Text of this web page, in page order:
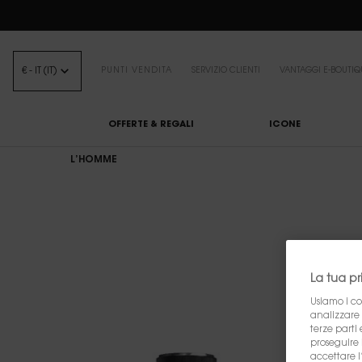
€ - IT (IT) PUNTI VENDITA SERVIZIO CLIENTI VANTAGGI E-
OFFERTE & REGALI ICONE
Contenuto principale
L’HOMME
La tua
Usiamo i
analizzare
terze parti
accettare